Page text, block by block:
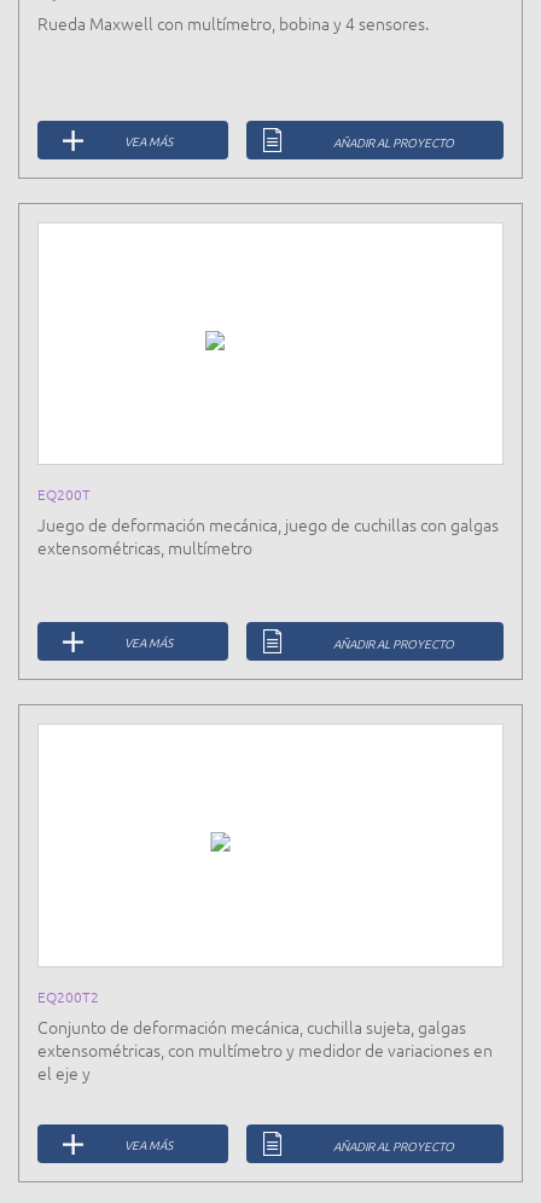
Rueda Maxwell con multímetro, bobina y 4 sensores.
VEA MÁS AÑADIR AL PROYECTO
EQ200T
Juego de deformación mecánica, juego de cuchillas con galgas
extensométricas, multímetro
VEA MÁS AÑADIR AL PROYECTO
EQ200T2
Conjunto de deformación mecánica, cuchilla sujeta, galgas
extensométricas, con multímetro y medidor de variaciones en
el eje y
VEA MÁS AÑADIR AL PROYECTO